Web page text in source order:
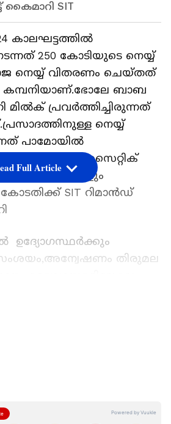
കൈമാറി SIT
കാലഘട്ടത്തിൽ
250 കോടിയുടെ നെയ്യ്
നെയ്യ് വിതരണം ചെയ്തത്
കമ്പനിയാണ്.ഭോലേ ബാബ
പ്രവർത്തിച്ചിരുന്നത്
നെയ്യ്
പാമോയിൽ
കരോട്ടിൻ, അസെറ്റിക്
കെമിക്കലുകളും
SIT റിമാൻഡ്
ഉദ്യോഗസ്ഥർക്കും
തിരുമല
Full Article